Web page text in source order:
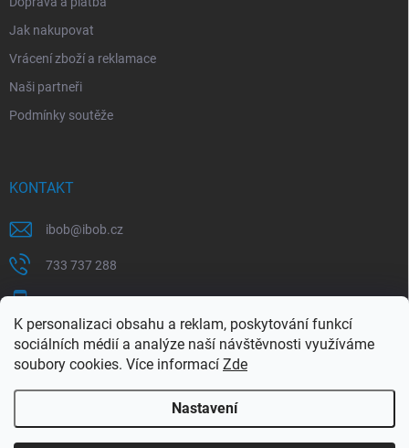
K personalizaci obsahu a reklam, poskytování funkcí
sociálních médií a analýze naší návštěvnosti využíváme
soubory cookies. Více informací Zde
Nastavení
Jak nakupovat
Vrácení zboží a reklamace
Naši partneři
Podmínky soutěže
KONTAKT
ibob@ibob.cz
733 737 288
607 069 561
Sledujte nás na Facebooku !
ibob_s.r.o/
Copyright 2026ibob s.r.o.. Všechna práva vyhrazena.Upravit nastavení